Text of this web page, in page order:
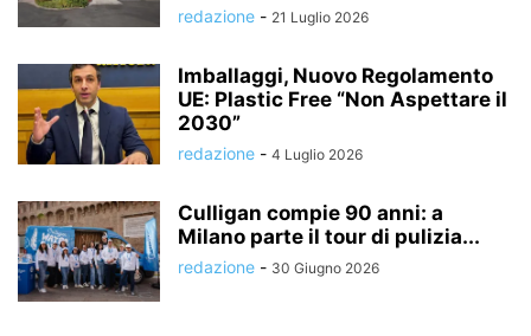
redazione - 21 Luglio 2026
Imballaggi, Nuovo Regolamento
UE: Plastic Free “Non Aspettare il
2030”
redazione - 4 Luglio 2026
Culligan compie 90 anni: a
Milano parte il tour di pulizia...
redazione - 30 Giugno 2026